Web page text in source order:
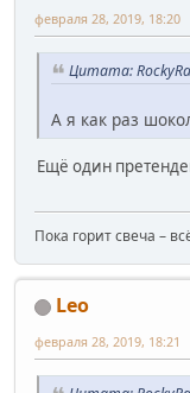
февраля 28, 2019, 18:20
Цитата:
А я как раз
Ещё один
Пока горит свеча –
Leo
февраля 28, 2019, 18:21